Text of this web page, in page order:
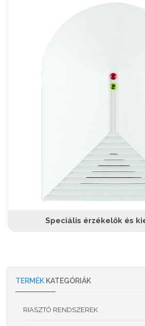
Speciális érzékelők és
TERMÉK KATEGÓRIÁK
RIASZTÓ RENDSZEREK